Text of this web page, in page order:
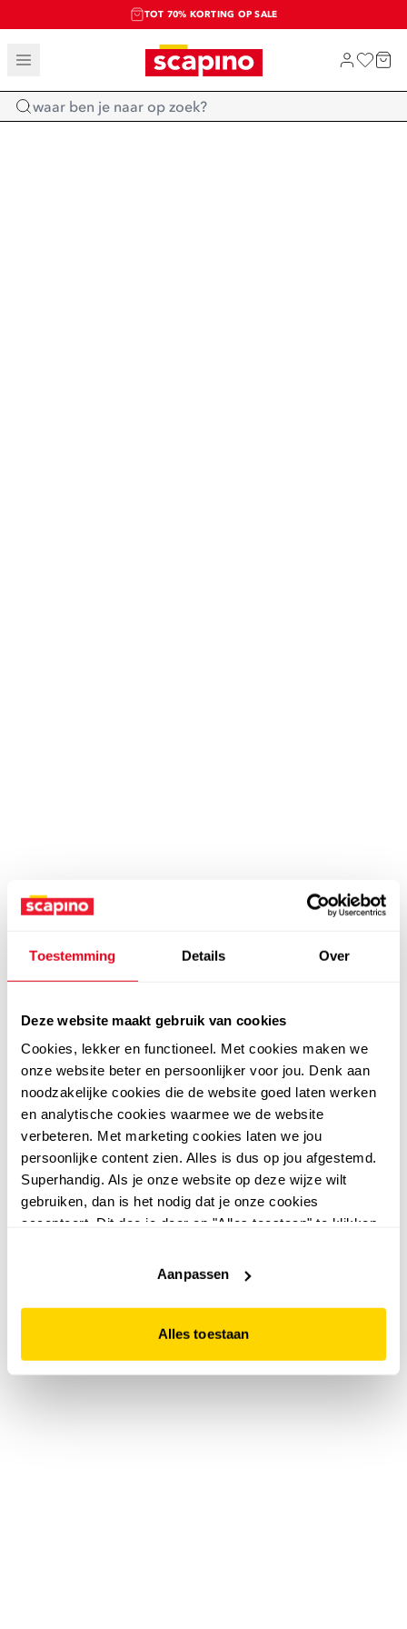
Toestemming Details Over
Deze website maakt gebruik van cookies
Cookies, lekker en functioneel. Met cookies maken we
onze website beter en persoonlijker voor jou. Denk aan
noodzakelijke cookies die de website goed laten werken
en analytische cookies waarmee we de website
verbeteren. Met marketing cookies laten we jou
persoonlijke content zien. Alles is dus op jou afgestemd.
Superhandig. Als je onze website op deze wijze wilt
gebruiken, dan is het nodig dat je onze cookies
accepteert. Dit doe je door op "Alles toestaan" te klikken.
website niet optimaal functioneert.
Aanpassen
Alles toestaan
TOT 70% KORTING OP SALE
SALE: LAATSTE KANS!
SHOP NIEUW
Home